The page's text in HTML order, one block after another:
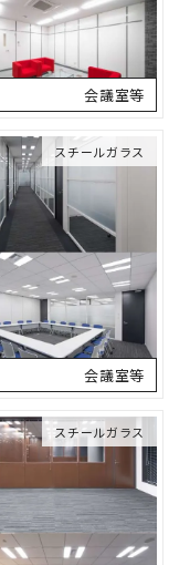
会議室等
スチールガラス
会議室等
スチールガラス